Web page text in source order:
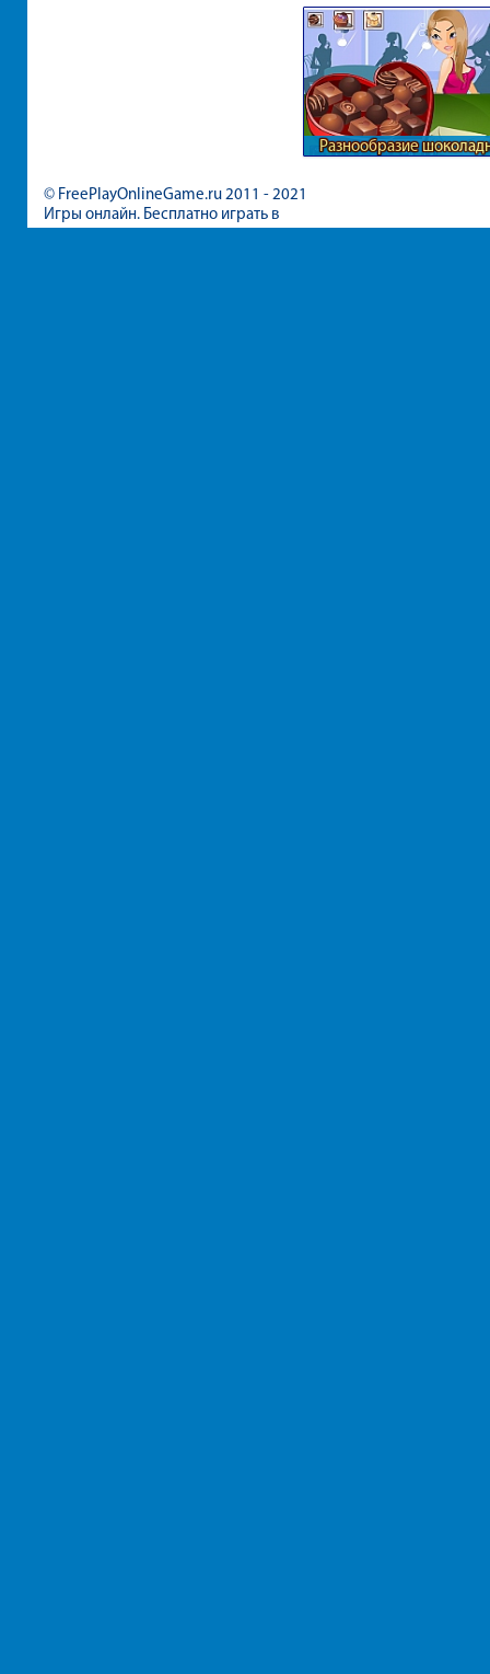
Разнообразие
© FreePlayOnlineGame.ru 2011 - 2021
Игры онлайн. Бесплатно играть в
игры для девочек и мальчиков